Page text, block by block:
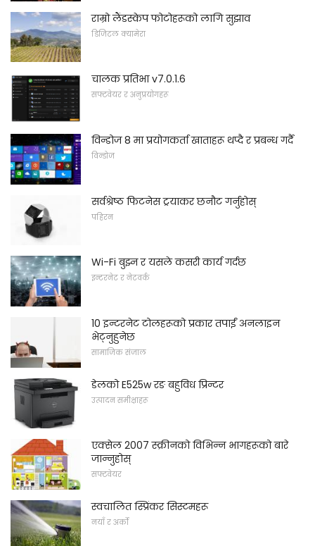
राम्रो लैंडस्केप फोटोहरूको लागि सुझाव
डिजिटल क्यामेरा
चालक प्रतिभा v7.0.1.6
सफ्टवेयर र अनुप्रयोगहरू
विन्डोज 8 मा प्रयोगकर्ता खाताहरू थप्दै र प्रबन्ध गर्दै
विन्डोज
सर्वश्रेष्ठ फिटनेस ट्रयाकर छनौट गर्नुहोस्
पहिरन
Wi-Fi बुझ्न र यसले कसरी कार्य गर्दछ
इन्टरनेट र नेटवर्क
10 इन्टरनेट टोलहरूको प्रकार तपाईं अनलाइन
भेट्नुहुनेछ
सामाजिक संजाल
डेलको E525w रङ बहुविध प्रिन्टर
उत्पादन समीक्षाहरू
एक्सेल 2007 स्क्रीनको विभिन्न भागहरूको बारे
जान्नुहोस्
सफ्टवेयर
स्वचालित स्प्रिंकर सिस्टमहरू
नयाँ र अर्को